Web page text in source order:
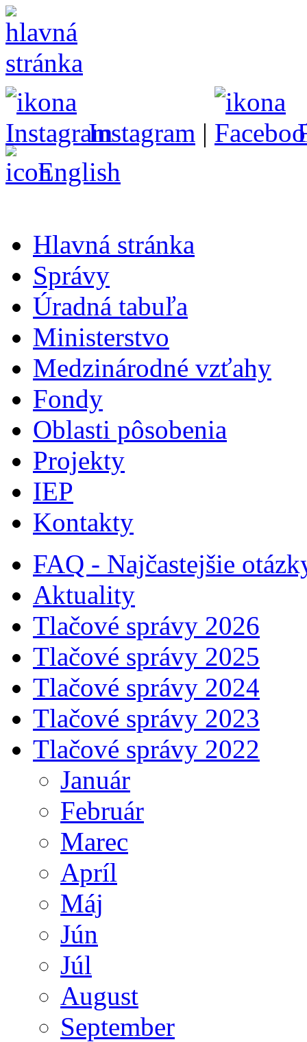
Instagram |
English
Hlavná stránka
Správy
Úradná tabuľa
Ministerstvo
Medzinárodné vzťahy
Fondy
Oblasti pôsobenia
Projekty
IEP
Kontakty
FAQ - Najčastejšie
Aktuality
Tlačové správy 2026
Tlačové správy 2025
Tlačové správy 2024
Tlačové správy 2023
Tlačové správy 2022
Január
Február
Marec
Apríl
Máj
Jún
Júl
August
September